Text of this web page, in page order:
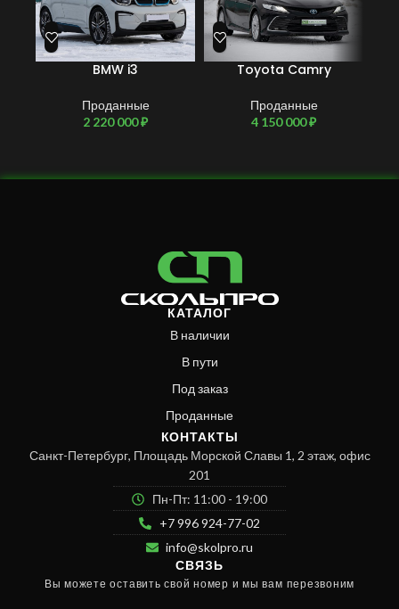
BMW i3
Проданные
2 220 000₽
Toyota Camry
Проданные
4 150 000₽
КАТАЛОГ
В наличии
В пути
Под заказ
Проданные
КОНТАКТЫ
Санкт-Петербург, Площадь Морской Славы 1, 2 этаж, офис
201
Пн-Пт: 11:00 - 19:00
+7 996 924-77-02
info@skolpro.ru
СВЯЗЬ
Вы можете оставить свой номер и мы вам перезвоним